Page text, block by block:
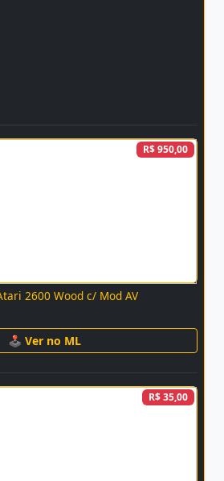
R$ 950,00
2600 Wood c/ Mod AV
🕹 Ver no ML
R$ 35,00